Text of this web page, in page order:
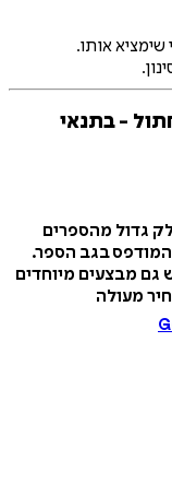
אותו.
- בתנאי
גדול מהספרים
בגב הספר.
גם מבצעים מיוחדים
מעולה